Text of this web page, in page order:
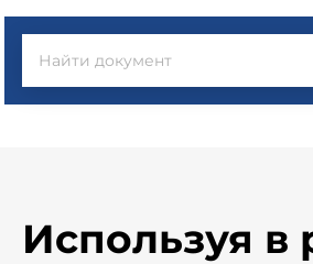
Используя в